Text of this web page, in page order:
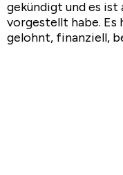
gekündigt und es ist
vorgestellt habe.
gelohnt, finanziell,